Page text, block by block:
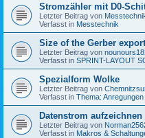
Stromzähler mit D0-
Letzter Beitrag von
Verfasst in Messtechnik
Size of the Gerber
Letzter Beitrag von
Verfasst in SPRINT-LAYOUT
Spezialform Wolke
Letzter Beitrag von
Verfasst in Thema:
Datenstrom aufzeichnen
Letzter Beitrag von
Verfasst in Makros &